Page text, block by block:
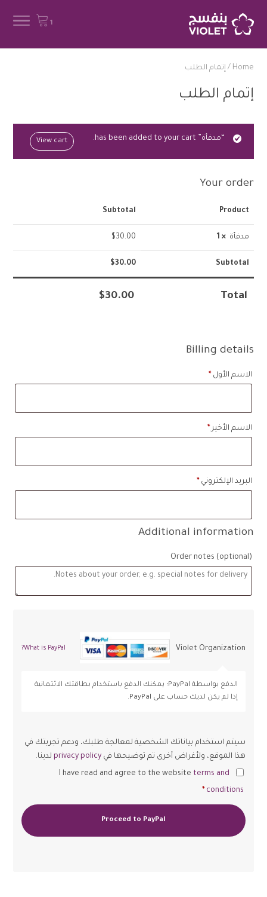
1
Home
/ إتمام الطلب
إتمام الطلب
“مدفأة” has been added to your cart. View cart
Billing details
الاسم الأول *
الاسم الأخير *
البريد الإلكتروني *
Additional information
Order notes (optional)
Violet Organization
What is PayPal?
الدفع بواسطة PayPal؛ يمكنك الدفع باستخدام بطاقتك الائتمانية
إذا لم يكن لديك حساب على PayPal.
سيتم استخدام بياناتك الشخصية لمعالجة طلبك، ودعم تجربتك في
هذا الموقع، ولأغراض أخرى تم توضيحها في privacy policy لدينا.
I have read and agree to the website terms and
conditions
*
Proceed to PayPal
Your order
Product
Subtotal
مدفأة× 1
$30.00
Subtotal
$30.00
Total
$30.00